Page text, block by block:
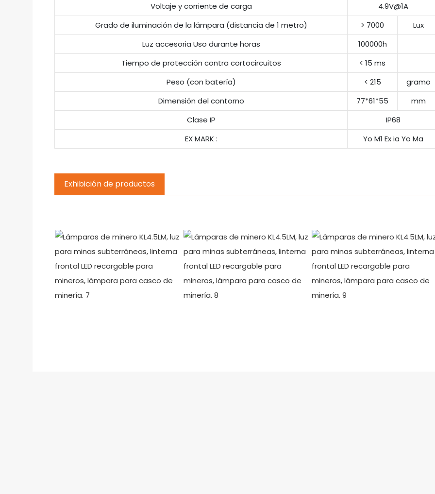
Voltaje y corriente de carga
4.9V@1A
Grado de iluminación de la lámpara (distancia de 1 metro)
> 7000
Lux
Luz accesoria Uso durante horas
100000h
Tiempo de protección contra cortocircuitos
< 15 ms
Peso (con batería)
< 215
gramo
Dimensión del contorno
77*61*55
mm
Clase IP
IP68
EX MARK :
Yo M1 Ex ia Yo Ma
Exhibición de productos